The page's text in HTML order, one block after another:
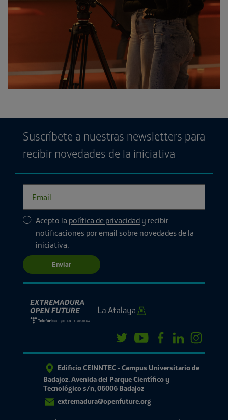
Suscríbete a nuestras newsletters para
recibir novedades de la iniciativa
Acepto la política de privacidad y recibir
notificaciones por email sobre novedades de la
iniciativa.
Enviar
Edificio CEINNTEC - Campus Universitario de
Badajoz. Avenida del Parque Científico y
Tecnológico s/n, 06006 Badajoz
extremadura@openfuture.org